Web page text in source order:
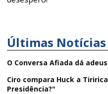
Últimas Notícias
O Conversa Afiada dá
Ciro compara Huck a
Presidência?"